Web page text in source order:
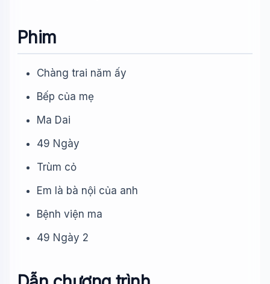
Phim
Chàng trai năm ấy
Bếp của mẹ
Ma Dai
49 Ngày
Trùm cỏ
Em là bà nội của anh
Bệnh viện ma
49 Ngày 2